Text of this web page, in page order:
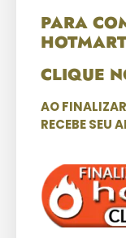
PARA
HOTMART
CLIQUE
AO
RECEBE SEU